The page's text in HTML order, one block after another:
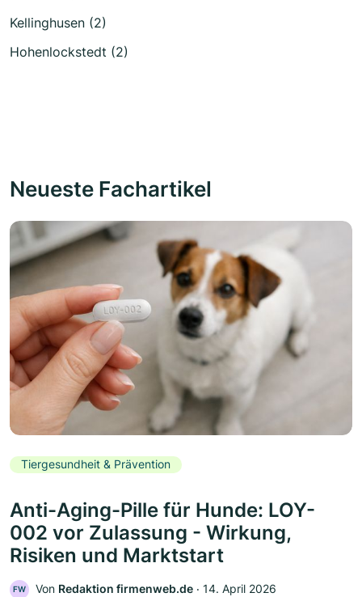
Kellinghusen (2)
Hohenlockstedt (2)
Neueste Fachartikel
Tiergesundheit & Prävention
Anti-Aging-Pille für Hunde: LOY-
002 vor Zulassung - Wirkung,
Risiken und Marktstart
FW Von Redaktion firmenweb.de ‧ 14. April 2026